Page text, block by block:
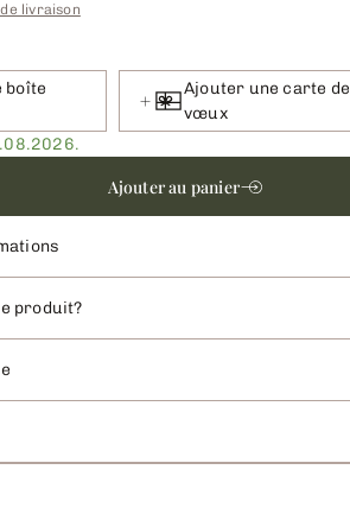
livraison
boîte
Ajouter une carte de
vœux
Ajouter au panier
produit?